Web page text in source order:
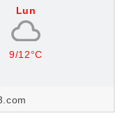
Lun
9/12°C